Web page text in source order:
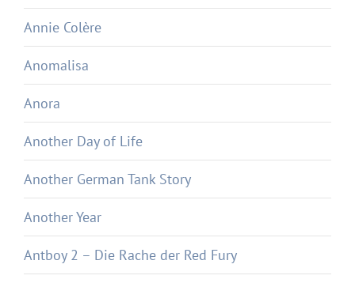
Annie Colère
Anomalisa
Anora
Another Day of Life
Another German Tank Story
Another Year
Antboy 2 – Die Rache der Red Fury